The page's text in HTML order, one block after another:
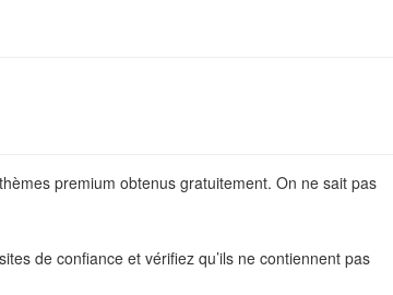
premium obtenus gratuitement. On ne sait pas
de confiance et vérifiez qu’ils ne contiennent pas